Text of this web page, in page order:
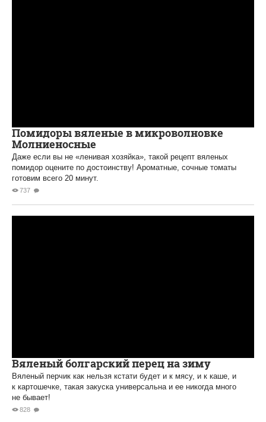
Помидоры вяленые в микроволновке
Молниеносные
Даже если вы не «ленивая хозяйка», такой рецепт вяленых
помидор оцените по достоинству! Ароматные, сочные томаты
готовим всего 20 минут.
737
Вяленый болгарский перец на зиму
Вяленый перчик как нельзя кстати будет и к мясу, и к каше, и
к картошечке, такая закуска универсальна и ее никогда много
не бывает!
828